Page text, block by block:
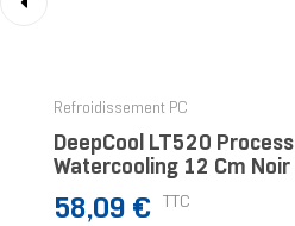
Refroidissement PC
DeepCool LT520
Watercooling 12 Cm Noir
Prix
58,09 € TTC